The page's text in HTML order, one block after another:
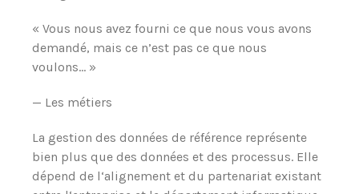
« Vous nous avez fourni ce que nous vous avons
demandé, mais ce n’est pas ce que nous
voulons… »
— Les métiers
La gestion des données de référence représente
bien plus que des données et des processus. Elle
dépend de l‘alignement et du partenariat existant